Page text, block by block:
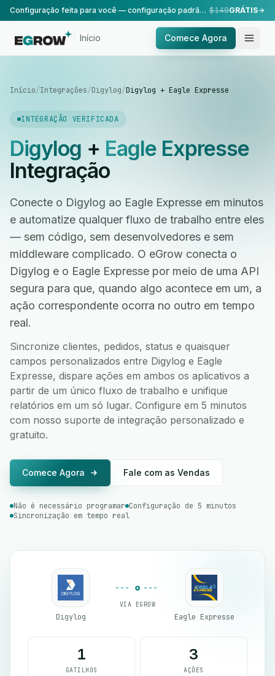
Configuração feita para você — configuração padrão, realizada pela nossa equipe. $149GRÁTIS
Início Comece Agora
Início/Integrações/Digylog/Digylog + Eagle Expresse
INTEGRAÇÃO VERIFICADA
Digylog + Eagle Expresse
Integração
Conecte o Digylog ao Eagle Expresse em minutos
e automatize qualquer fluxo de trabalho entre eles
— sem código, sem desenvolvedores e sem
middleware complicado. O eGrow conecta o
Digylog e o Eagle Expresse por meio de uma API
segura para que, quando algo acontece em um, a
ação correspondente ocorra no outro em tempo
real.
Sincronize clientes, pedidos, status e quaisquer
campos personalizados entre Digylog e Eagle
Expresse, dispare ações em ambos os aplicativos a
partir de um único fluxo de trabalho e unifique
relatórios em um só lugar. Configure em 5 minutos
com nosso suporte de integração personalizado e
gratuito.
Comece Agora Fale com as Vendas
Não é necessário programar Configuração de 5 minutos
Sincronização em tempo real
Digylog
VIA EGROW
Eagle Expresse
1
GATILHOS
3
AÇÕES